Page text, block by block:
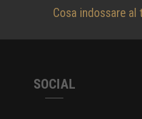
articoli
Cosa indossare al
SOCIAL